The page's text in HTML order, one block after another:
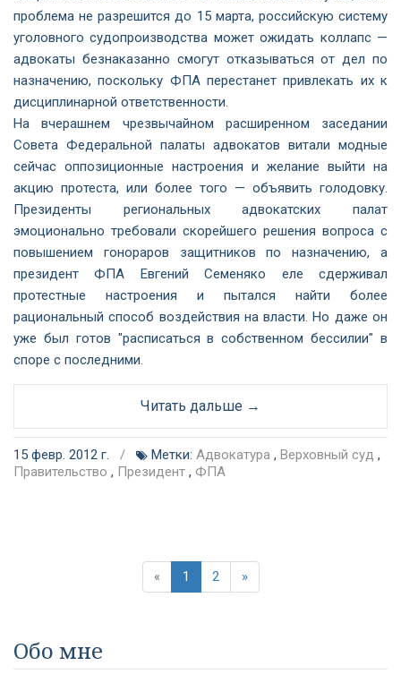
проблема не разрешится до 15 марта, российскую систему
уголовного судопроизводства может ожидать коллапс —
адвокаты безнаказанно смогут отказываться от дел по
назначению, поскольку ФПА перестанет привлекать их к
дисциплинарной ответственности.
На вчерашнем чрезвычайном расширенном заседании
Совета Федеральной палаты адвокатов витали модные
сейчас оппозиционные настроения и желание выйти на
акцию протеста, или более того — объявить голодовку.
Президенты региональных адвокатских палат
эмоционально требовали скорейшего решения вопроса с
повышением гонораров защитников по назначению, а
президент ФПА Евгений Семеняко еле сдерживал
протестные настроения и пытался найти более
рациональный способ воздействия на власти. Но даже он
уже был готов "расписаться в собственном бессилии" в
споре с последними.
Читать дальше →
15 февр. 2012 г. / Метки: Адвокатура , Верховный суд ,
Правительство , Президент , ФПА
« 1 2 »
Обо мне